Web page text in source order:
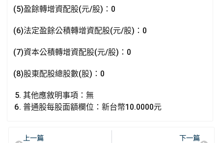
(5)盈餘轉增資配股(元/股)：0
(6)法定盈餘公積轉增資配股(元/股)：0
(7)資本公積轉增資配股(元/股)：0
(8)股東配股總股數(股)：0
其他應敘明事項：無
普通股每股面額欄位：新台幣10.0000元
上一篇 下一篇